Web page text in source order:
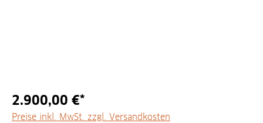
2.900,00 €*
Preise inkl. MwSt. zzgl. Versandkosten